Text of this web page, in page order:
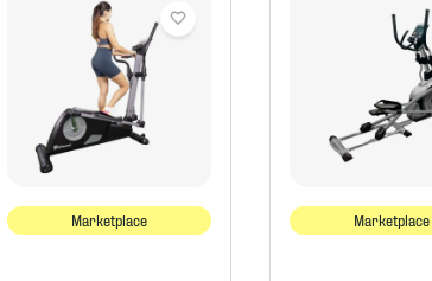
Marketplace Marketplace